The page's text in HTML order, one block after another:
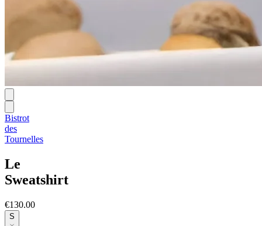
Bistrot
des
Tournelles
Le
Sweatshirt
€130.00
S